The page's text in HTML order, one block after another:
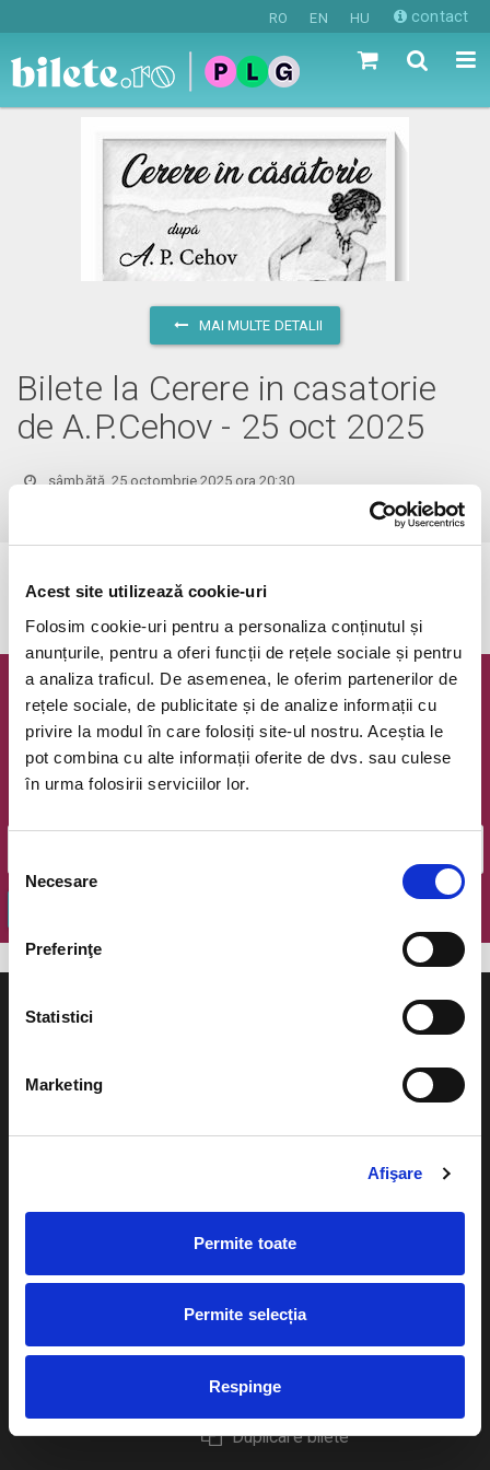
Acest site utilizează cookie-uri
Folosim cookie-uri pentru a personaliza conținutul și
anunțurile, pentru a oferi funcții de rețele sociale și pentru
a analiza traficul. De asemenea, le oferim partenerilor de
rețele sociale, de publicitate și de analize informații cu
privire la modul în care folosiți site-ul nostru. Aceștia le
pot combina cu alte informații oferite de dvs. sau culese
în urma folosirii serviciilor lor.
consimțământului
Necesare
Preferinţe
Statistici
Marketing
Afişare
Permite toate
Permite selecția
Respinge
RO EN HU contact
MAI MULTE DETALII
Bilete la Cerere in casatorie
de A.P.Cehov - 25 oct 2025
sâmbătă, 25 octombrie 2025 ora 20:30
Evenimentul a expirat.
Newsletter @ Bilete.ro
Oferte exclusive si o editie saptamanala cu cele mai noi
evenimente.
Cum comand bilete?
Plata online sau cash
eBilet printat acasa
Livrare prin curier
Returnare bilete
Duplicare bilete
Evenimente
festivaluri
Pentru copii